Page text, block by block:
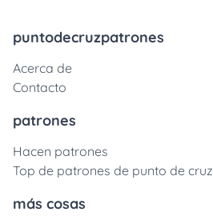
puntodecruzpatrones
Acerca de
Contacto
patrones
Hacen patrones
Top de patrones de punto de cruz
más cosas